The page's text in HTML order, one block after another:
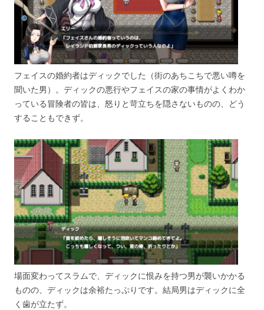
フェイスの婚約者はディックでした（街のあちこちで悪い噂を
聞いた男）。ディックの悪行やフェイスの家の事情がよくわか
っている冒険者の皆は、怒りと苛立ちを隠さないものの、どう
することもできず。
場面変わってスラムで、ディックに恨みを持つ男が襲いかかる
ものの、ディックは余裕たっぷりです。結局男はディックに全
く歯が立たず。